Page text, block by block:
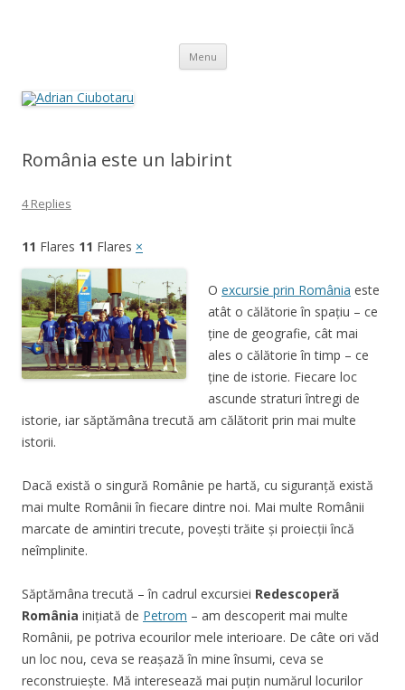
Menu Skip
content
România este un labirint
4 Replies
11 Flares 11 Flares ×
O excursie prin România este
atât o călătorie în spațiu – ce
ține de geografie, cât mai
ales o călătorie în timp – ce
ține de istorie. Fiecare loc
ascunde straturi întregi de
istorie, iar săptămâna trecută am călătorit prin mai multe
istorii.
Dacă există o singură Românie pe hartă, cu siguranță există
mai multe Românii în fiecare dintre noi. Mai multe Românii
marcate de amintiri trecute, povești trăite și proiecții încă
neîmplinite.
Săptămâna trecută – în cadrul excursiei Redescoperă
România inițiată de Petrom – am descoperit mai multe
Românii, pe potriva ecourilor mele interioare. De câte ori văd
un loc nou, ceva se reașază în mine însumi, ceva se
reconstruiește. Mă interesează mai puțin numărul locurilor